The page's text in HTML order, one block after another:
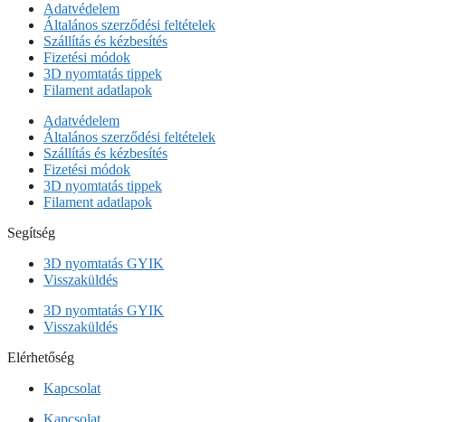
Adatvédelem
Általános szerződési feltételek
Szállítás és kézbesítés
Fizetési módok
3D nyomtatás tippek
Filament adatlapok
Adatvédelem
Általános szerződési feltételek
Szállítás és kézbesítés
Fizetési módok
3D nyomtatás tippek
Filament adatlapok
Segítség
3D nyomtatás GYIK
Visszaküldés
3D nyomtatás GYIK
Visszaküldés
Elérhetőség
Kapcsolat